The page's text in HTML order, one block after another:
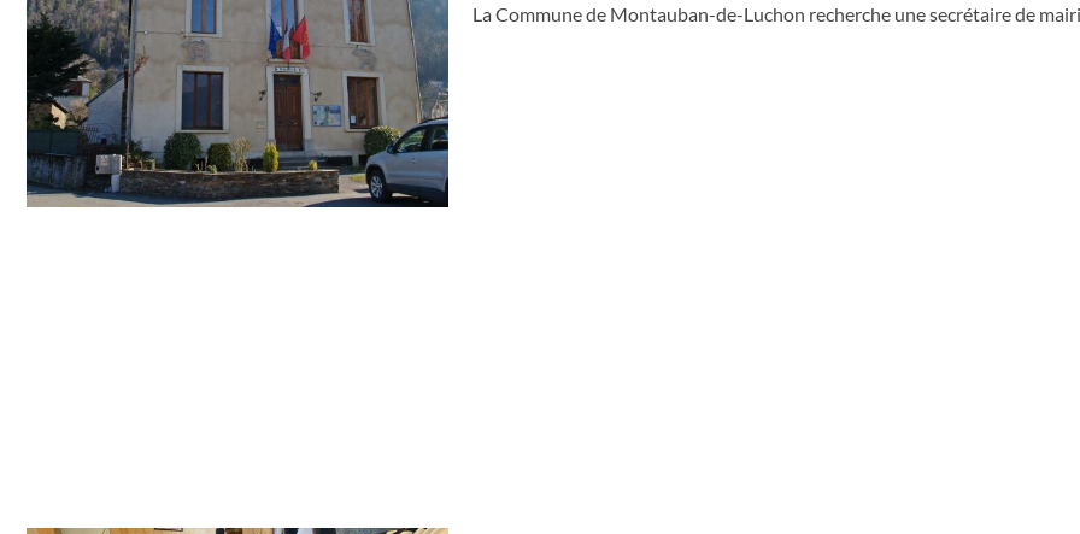
La Commune de Montauban-de-Luchon recherche une secrétaire de